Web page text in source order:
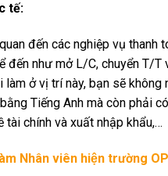
tế:
đến các nghiệp vụ thanh
đến như mở L/C, chuyển T/T
ở vị trí này, bạn sẽ không
Tiếng Anh mà còn phải
tài chính và xuất nhập khẩu,…
Nhân viên hiện trường